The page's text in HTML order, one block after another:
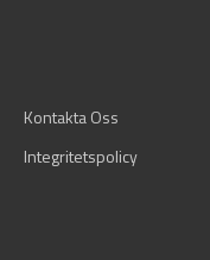
Kontakta Oss
Integritetspolicy